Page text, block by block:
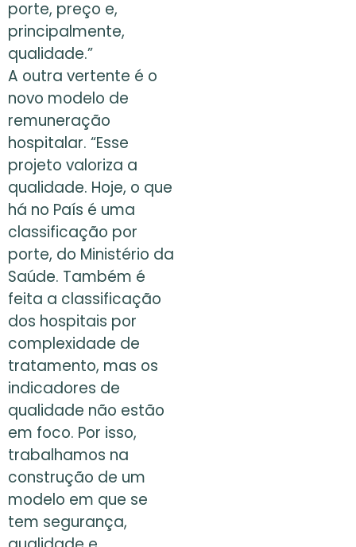
porte, preço e,
principalmente,
qualidade.”
A outra vertente é o
novo modelo de
remuneração
hospitalar. “Esse
projeto valoriza a
qualidade. Hoje, o que
há no País é uma
classificação por
porte, do Ministério da
Saúde. Também é
feita a classificação
dos hospitais por
complexidade de
tratamento, mas os
indicadores de
qualidade não estão
em foco. Por isso,
trabalhamos na
construção de um
modelo em que se
tem segurança,